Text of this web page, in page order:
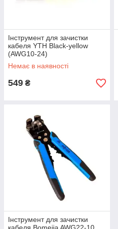
Інструмент для зачистки
кабеля YTH Black-yellow
(AWG10-24)
Немає в наявності
549 ₴
Інструмент для зачистки